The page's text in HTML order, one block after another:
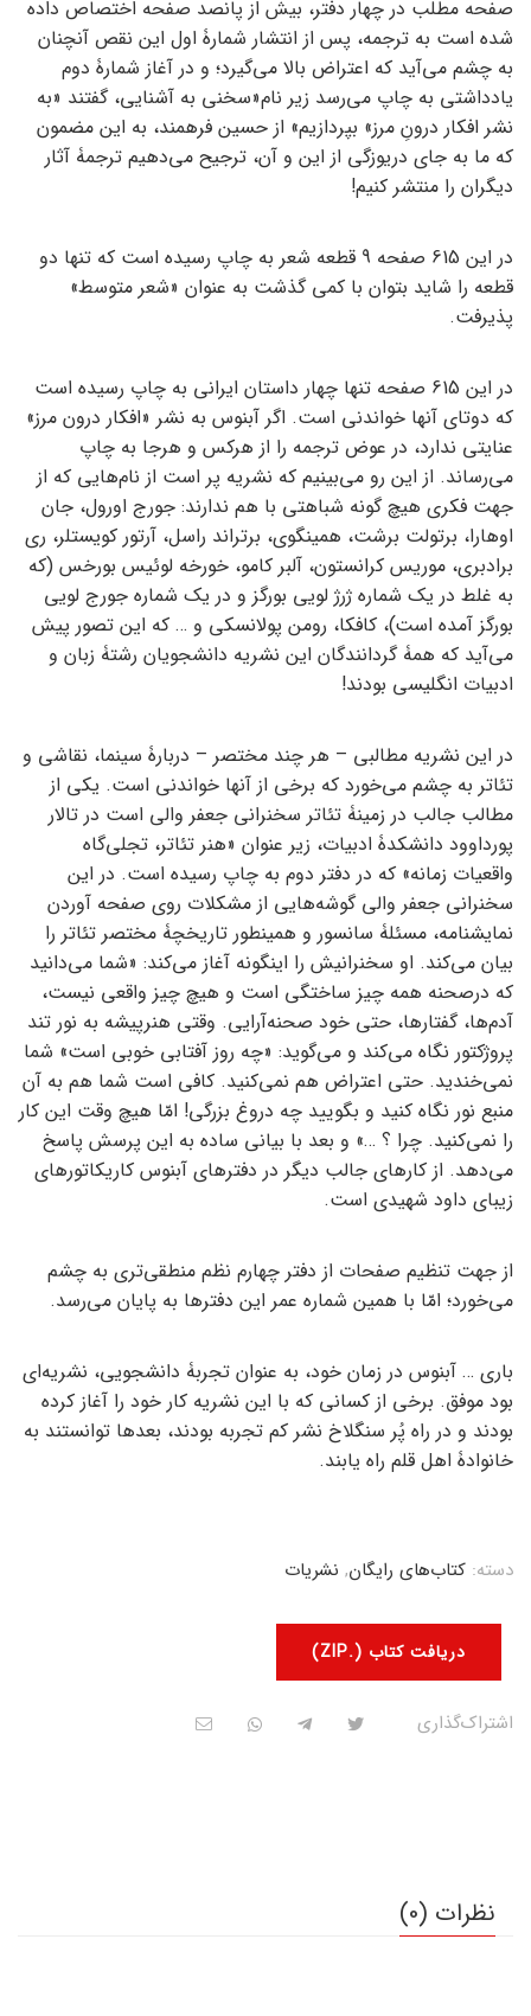
صفحه مطلب در چهار دفتر، بیش از پانصد صفحه اختصاص داده
شده است به ترجمه، پس از انتشار شمارۀ اول این نقص آنچنان
به چشم می‌آید که اعتراض بالا می‌گیرد؛ و در آغاز شمارۀ دوم
یادداشتی به چاپ می‌رسد زیر نام«سخنی به آشنایی، گفتند «به
نشر افکار درونِ مرز» بپردازیم» از حسین فرهمند، به این مضمون
که ما به جای دریوزگی از این و آن، ترجیح می‌دهیم ترجمۀ آثار
دیگران را منتشر کنیم!
در این 615 صفحه 9 قطعه شعر به چاپ رسیده است که تنها دو
قطعه را شاید بتوان با کمی گذشت به عنوان «شعر متوسط»
پذیرفت.
در این 615 صفحه تنها چهار داستان ایرانی به چاپ رسیده است
که دوتای آنها خواندنی است. اگر آبنوس به نشر «افکار درون مرز»
عنایتی ندارد، در عوض ترجمه را از هرکس و هرجا به چاپ
می‌رساند. از این رو می‌بینیم که نشریه پر است از نام‌هایی که از
جهت فکری هیچ گونه شباهتی با هم ندارند: جورج اورول، جان
اوهارا، برتولت برشت، همینگوی، برتراند راسل، آرتور کویستلر، ری
برادبری، موریس کرانستون، آلبر کامو، خورخه لوئیس بورخس (که
به غلط در یک شماره ژرژ لویی بورگز و در یک شماره جورج لویی
بورگز آمده است)، کافکا، رومن پولانسکی و … که این تصور پیش
می‌آید که همۀ گردانندگان این نشریه دانشجویان رشتۀ زبان و
ادبیات انگلیسی بودند!
در این نشریه مطالبی – هر چند مختصر – دربارۀ سینما، نقاشی و
تئاتر به چشم می‌خورد که برخی از آنها خواندنی است. یکی از
مطالب جالب در زمینۀ تئاتر سخنرانی جعفر والی است در تالار
پورداوود دانشکدۀ ادبیات، زیر عنوان «هنر تئاتر، تجلی‌گاه
واقعیات زمانه» که در دفتر دوم به چاپ رسیده است. در این
سخنرانی جعفر والی گوشه‌هایی از مشکلات روی صفحه آوردن
نمایشنامه، مسئلۀ سانسور و همینطور تاریخچۀ مختصر تئاتر را
بیان می‌کند. او سخنرانیش را اینگونه آغاز می‌کند: «شما می‌دانید
که درصحنه همه چیز ساختگی است و هیچ چیز واقعی نیست،
آدم‌ها، گفتارها، حتی خود صحنه‌آرایی. وقتی هنرپیشه به نور تند
پروژکتور نگاه می‌کند و می‌گوید: «چه روز آفتابی خوبی است» شما
نمی‌خندید. حتی اعتراض هم نمی‌کنید. کافی است شما هم به آن
منبع نور نگاه کنید و بگویید چه دروغ بزرگی! امّا هیچ وقت این کار
را نمی‌کنید. چرا ؟ …» و بعد با بیانی ساده به این پرسش پاسخ
می‌دهد. از کارهای جالب دیگر در دفترهای آبنوس کاریکاتورهای
زیبای داود شهیدی است.
از جهت تنظیم صفحات از دفتر چهارم نظم منطقی‌تری به چشم
می‌خورد؛ امّا با همین شماره عمر این دفترها به پایان می‌رسد.
باری … آبنوس در زمان خود، به عنوان تجربۀ دانشجویی، نشریه‌ای
بود موفق. برخی از کسانی که با این نشریه کار خود را آغاز کرده
بودند و در راه پُر سنگلاخ نشر کم تجربه بودند، بعدها توانستند به
خانوادۀ اهل قلم راه یابند.
دریافت کتاب (.ZIP)
دسته: کتاب‌های رایگان, نشریات
اشتراک‌گذاری
نظرات (0)